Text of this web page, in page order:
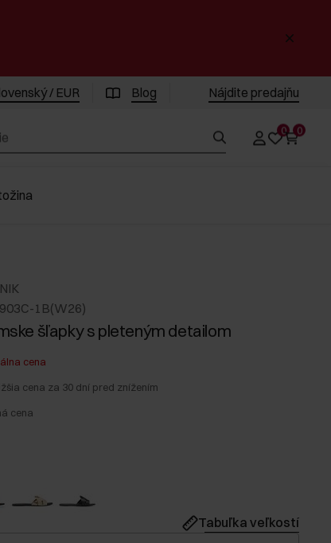
/ EUR Blog Nájdite predajňu
0 0
1B(W26)
šľapky s pleteným detailom
cena
cena za 30 dní pred znížením
cena
Tabuľka veľkostí